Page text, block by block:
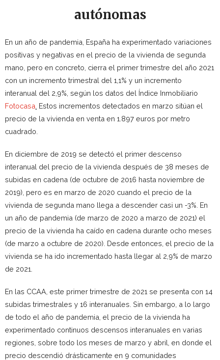
autónomas
En un año de pandemia, España ha experimentado variaciones
positivas y negativas en el precio de la vivienda de segunda
mano, pero en concreto, cierra el primer trimestre del año 2021
con un incremento trimestral del 1,1% y un incremento
interanual del 2,9%, según los datos del Índice Inmobiliario
Fotocasa Estos incrementos detectados en marzo sitúan el
precio de la vivienda en venta en 1.897 euros por metro
cuadrado.
En diciembre de 2019 se detectó el primer descenso
interanual del precio de la vivienda después de 38 meses de
subidas en cadena (de octubre de 2016 hasta noviembre de
2019), pero es en marzo de 2020 cuando el precio de la
vivienda de segunda mano llega a descender casi un -3%. En
un año de pandemia (de marzo de 2020 a marzo de 2021) el
precio de la vivienda ha caído en cadena durante ocho meses
(de marzo a octubre de 2020). Desde entonces, el precio de la
vivienda se ha ido incrementado hasta llegar al 2,9% de marzo
de 2021.
En las CCAA, este primer trimestre de 2021 se presenta con 14
subidas trimestrales y 16 interanuales. Sin embargo, a lo largo
de todo el año de pandemia, el precio de la vivienda ha
experimentado continuos descensos interanuales en varias
regiones, sobre todo los meses de marzo y abril, en donde el
precio descendió drásticamente en 9 comunidades